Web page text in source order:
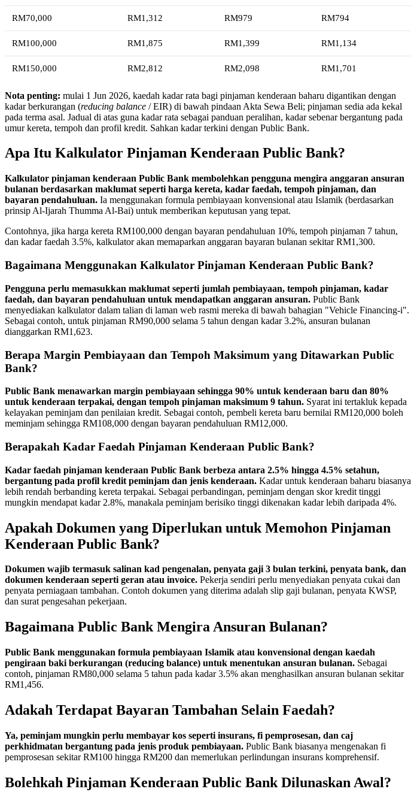
RM70,000 RM1,312 RM979 RM794
RM100,000 RM1,875 RM1,399 RM1,134
RM150,000 RM2,812 RM2,098 RM1,701
Nota penting: mulai 1 Jun 2026, kaedah kadar rata bagi pinjaman kenderaan baharu digantikan dengan
kadar berkurangan (reducing balance / EIR) di bawah pindaan Akta Sewa Beli; pinjaman sedia ada kekal
pada terma asal. Jadual di atas guna kadar rata sebagai panduan peralihan, kadar sebenar bergantung pada
umur kereta, tempoh dan profil kredit. Sahkan kadar terkini dengan Public Bank.
Apa Itu Kalkulator Pinjaman Kenderaan Public Bank?
Kalkulator pinjaman kenderaan Public Bank membolehkan pengguna mengira anggaran ansuran
bulanan berdasarkan maklumat seperti harga kereta, kadar faedah, tempoh pinjaman, dan
bayaran pendahuluan. Ia menggunakan formula pembiayaan konvensional atau Islamik (berdasarkan
prinsip Al-Ijarah Thumma Al-Bai) untuk memberikan keputusan yang tepat.
Contohnya, jika harga kereta RM100,000 dengan bayaran pendahuluan 10%, tempoh pinjaman 7 tahun,
dan kadar faedah 3.5%, kalkulator akan memaparkan anggaran bayaran bulanan sekitar RM1,300.
Bagaimana Menggunakan Kalkulator Pinjaman Kenderaan Public Bank?
Pengguna perlu memasukkan maklumat seperti jumlah pembiayaan, tempoh pinjaman, kadar
faedah, dan bayaran pendahuluan untuk mendapatkan anggaran ansuran. Public Bank
menyediakan kalkulator dalam talian di laman web rasmi mereka di bawah bahagian "Vehicle Financing-i".
Sebagai contoh, untuk pinjaman RM90,000 selama 5 tahun dengan kadar 3.2%, ansuran bulanan
dianggarkan RM1,623.
Berapa Margin Pembiayaan dan Tempoh Maksimum yang Ditawarkan Public
Bank?
Public Bank menawarkan margin pembiayaan sehingga 90% untuk kenderaan baru dan 80%
untuk kenderaan terpakai, dengan tempoh pinjaman maksimum 9 tahun. Syarat ini tertakluk kepada
kelayakan peminjam dan penilaian kredit. Sebagai contoh, pembeli kereta baru bernilai RM120,000 boleh
meminjam sehingga RM108,000 dengan bayaran pendahuluan RM12,000.
Berapakah Kadar Faedah Pinjaman Kenderaan Public Bank?
Kadar faedah pinjaman kenderaan Public Bank berbeza antara 2.5% hingga 4.5% setahun,
bergantung pada profil kredit peminjam dan jenis kenderaan. Kadar untuk kenderaan baharu biasanya
lebih rendah berbanding kereta terpakai. Sebagai perbandingan, peminjam dengan skor kredit tinggi
mungkin mendapat kadar 2.8%, manakala peminjam berisiko tinggi dikenakan kadar lebih daripada 4%.
Apakah Dokumen yang Diperlukan untuk Memohon Pinjaman
Kenderaan Public Bank?
Dokumen wajib termasuk salinan kad pengenalan, penyata gaji 3 bulan terkini, penyata bank, dan
dokumen kenderaan seperti geran atau invoice. Pekerja sendiri perlu menyediakan penyata cukai dan
penyata perniagaan tambahan. Contoh dokumen yang diterima adalah slip gaji bulanan, penyata KWSP,
dan surat pengesahan pekerjaan.
Bagaimana Public Bank Mengira Ansuran Bulanan?
Public Bank menggunakan formula pembiayaan Islamik atau konvensional dengan kaedah
pengiraan baki berkurangan (reducing balance) untuk menentukan ansuran bulanan. Sebagai
contoh, pinjaman RM80,000 selama 5 tahun pada kadar 3.5% akan menghasilkan ansuran bulanan sekitar
RM1,456.
Adakah Terdapat Bayaran Tambahan Selain Faedah?
Ya, peminjam mungkin perlu membayar kos seperti insurans, fi pemprosesan, dan caj
perkhidmatan bergantung pada jenis produk pembiayaan. Public Bank biasanya mengenakan fi
pemprosesan sekitar RM100 hingga RM200 dan memerlukan perlindungan insurans komprehensif.
Bolehkah Pinjaman Kenderaan Public Bank Dilunaskan Awal?